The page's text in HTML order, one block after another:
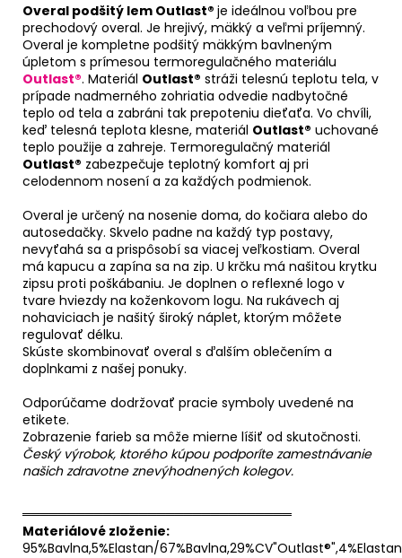
Overal podšitý lem Outlast® je ideálnou voľbou pre
prechodový overal. Je hrejivý, mäkký a veľmi príjemný.
Overal je kompletne podšitý mäkkým bavlneným
úpletom s prímesou termoregulačného materiálu
Outlast®. Materiál Outlast® stráži telesnú teplotu tela, v
prípade nadmerného zohriatia odvedie nadbytočné
teplo od tela a zabráni tak prepoteniu dieťaťa. Vo chvíli,
keď telesná teplota klesne, materiál Outlast® uchované
teplo použije a zahreje. Termoregulačný materiál
Outlast® zabezpečuje teplotný komfort aj pri
celodennom nosení a za každých podmienok.
Overal je určený na nosenie doma, do kočiara alebo do
autosedačky. Skvelo padne na každý typ postavy,
nevyťahá sa a prispôsobí sa viacej veľkostiam. Overal
má kapucu a zapína sa na zip. U krčku má našitou krytku
zipsu proti poškábaniu. Je doplnen o reflexné logo v
tvare hviezdy na koženkovom logu. Na rukávech aj
nohaviciach je našitý široký náplet, ktorým môžete
regulovať délku.
Skúste skombinovať overal s ďalším oblečením a
doplnkami z našej ponuky.
Odporúčame dodržovať pracie symboly uvedené na
etikete.
Zobrazenie farieb sa môže mierne líšiť od skutočnosti.
Český výrobok, ktorého kúpou podporíte zamestnávanie
našich zdravotne znevýhodnených kolegov.
══════════════════════════════
Materiálové zloženie:
95%Bavlna,5%Elastan/67%Bavlna,29%CV"Outlast®",4%Elastan